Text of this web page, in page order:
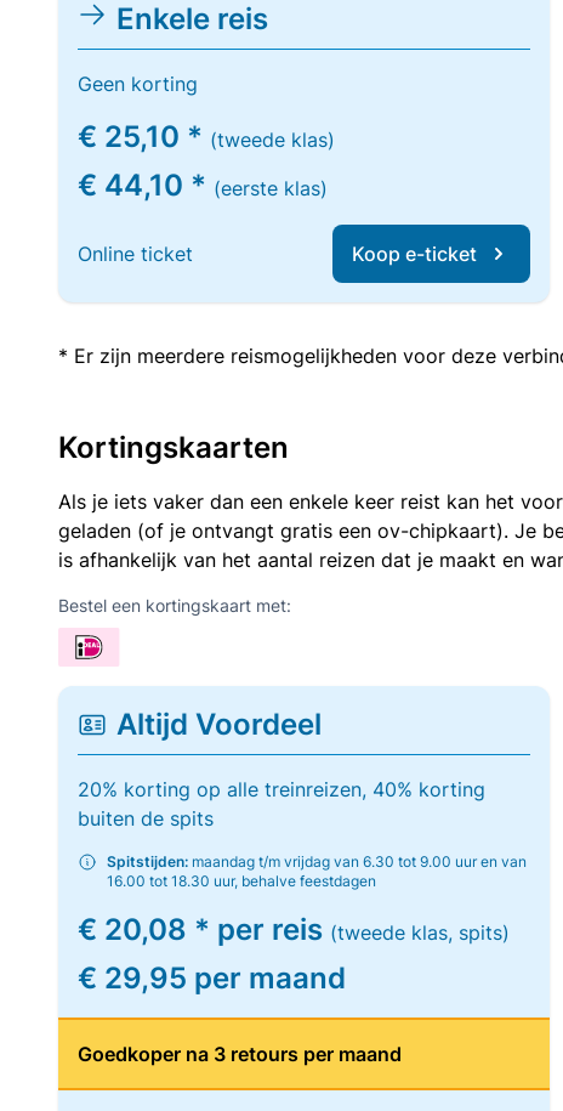
Enkele reis
Geen korting
€ 25,10 * (tweede klas)
€ 44,10 * (eerste klas)
Online ticket Koop e-ticket
* Er zijn meerdere reismogelijkheden voor deze
Kortingskaarten
Als je iets vaker dan een enkele keer reist kan het
geladen (of je ontvangt gratis een ov-chipkaart). Je
is afhankelijk van het aantal reizen dat je maakt en
Bestel een kortingskaart met:
Altijd Voordeel
20% korting op alle treinreizen, 40% korting
buiten de spits
Spitstijden: maandag t/m vrijdag van 6.30 tot 9.00 uur en van
16.00 tot 18.30 uur, behalve feestdagen
€ 20,08 * per reis (tweede klas, spits)
€ 29,95 per maand
Goedkoper na 3 retours per maand